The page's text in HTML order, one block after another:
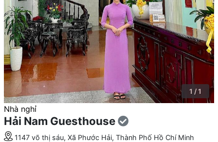
1 / 1
Nhà nghỉ
Hải Nam Guesthouse
1147 võ thị sáu, Xã Phước Hải, Thành Phố Hồ Chí Minh